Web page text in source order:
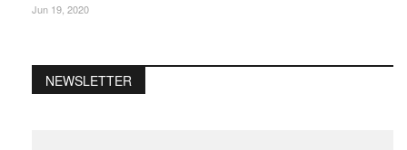
Jun 19, 2020
NEWSLETTER